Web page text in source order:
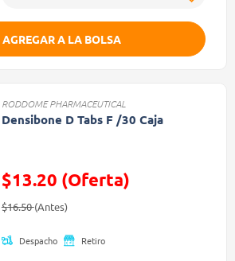
AGREGAR A LA BOLSA
RODDOME PHARMACEUTICAL
Densibone D Tabs F /30 Caja
$13.20 (Oferta)
Precio reducido de
$16.50(Antes)(Oferta)
Despacho Retiro